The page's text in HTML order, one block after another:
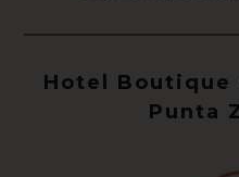
Hotel Boutique
Punta